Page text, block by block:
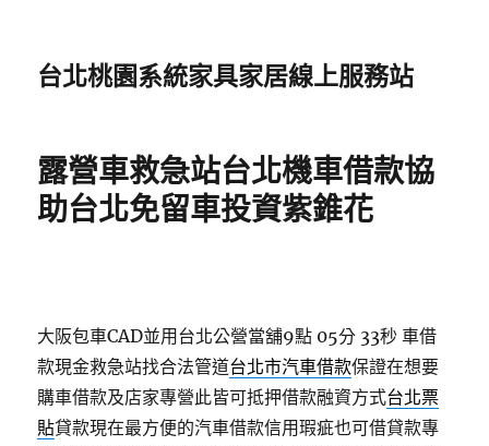
台北桃園系統家具家居線上服務站
露營車救急站台北機車借款協
助台北免留車投資紫錐花
大阪包車CAD並用台北公營當舖9點 05分 33秒 車借
款現金救急站找合法管道台北市汽車借款保證在想要
購車借款及店家專營此皆可抵押借款融資方式台北票
貼貸款現在最方便的汽車借款信用瑕疵也可借貸款專